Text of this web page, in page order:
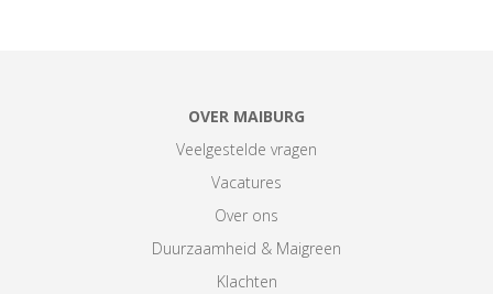
OVER MAIBURG
Veelgestelde vragen
Vacatures
Over ons
Duurzaamheid & Maigreen
Klachten